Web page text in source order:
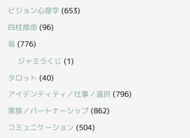
ビジョン心理学 (653)
四柱推命 (96)
易 (776)
ジャミラくじ (1)
タロット (40)
アイデンティティ／仕事／選択 (796)
家族／パートナーシップ (862)
コミュニケーション (504)